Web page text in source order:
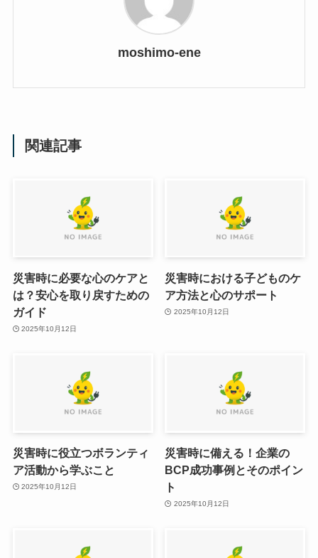
moshimo-ene
関連記事
災害時に必要な心のケアと
は？安心を取り戻すための
ガイド
2025年10月12日
災害時における子どものケ
ア方法と心のサポート
2025年10月12日
災害時に役立つボランティ
ア活動から学ぶこと
2025年10月12日
災害時に備える！企業の
BCP成功事例とそのポイン
ト
2025年10月12日